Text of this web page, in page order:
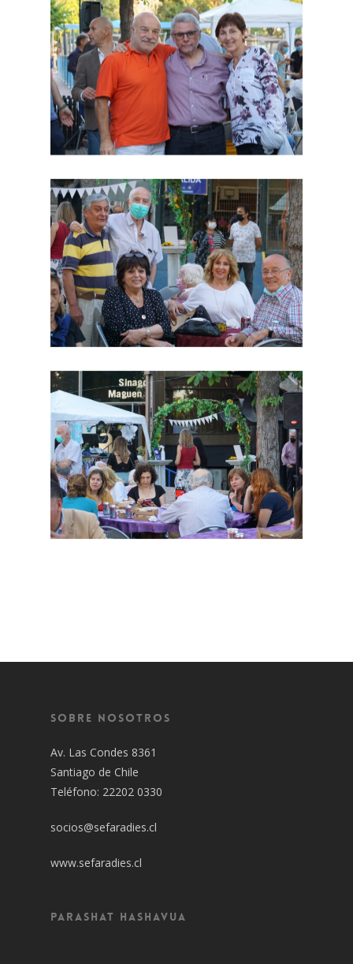
Sobre Nosotros
Av. Las Condes 8361
Santiago de Chile
Teléfono: 22202 0330
socios@sefaradies.cl
www.sefaradies.cl
Parashat Hashavua